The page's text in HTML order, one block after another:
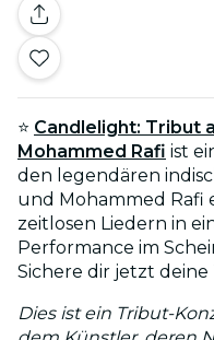
⭐ Candlelight: Tribut
Mohammed Rafi ist
den legendären
und Mohammed Rafi
zeitlosen Liedern in
Performance im
Sichere dir jetzt deine
Dies ist ein Tribut-